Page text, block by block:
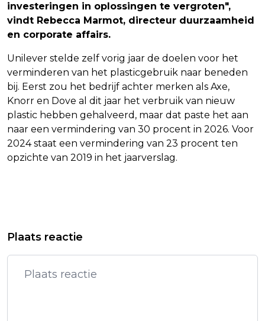
investeringen in oplossingen te vergroten",
vindt Rebecca Marmot, directeur duurzaamheid
en corporate affairs.
Unilever stelde zelf vorig jaar de doelen voor het
verminderen van het plasticgebruik naar beneden
bij. Eerst zou het bedrijf achter merken als Axe,
Knorr en Dove al dit jaar het verbruik van nieuw
plastic hebben gehalveerd, maar dat paste het aan
naar een vermindering van 30 procent in 2026. Voor
2024 staat een vermindering van 23 procent ten
opzichte van 2019 in het jaarverslag.
RECLAME MAKEN MET EIGEN
K3 GEEFT SPONTAAN OPTREDEN MET
GOLDBAND
Plaats reactie